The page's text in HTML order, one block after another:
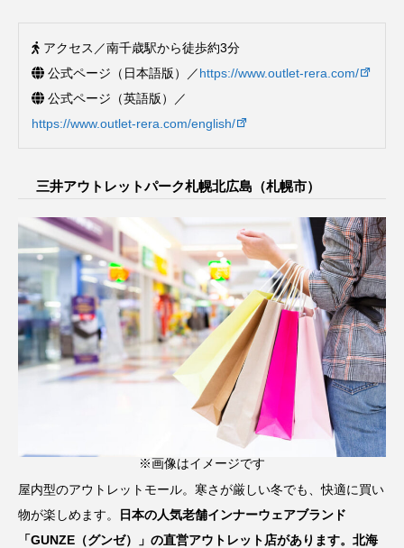
アクセス／南千歳駅から徒歩約3分
公式ページ（日本語版）／https://www.outlet-rera.com/
公式ページ（英語版）／
https://www.outlet-rera.com/english/
三井アウトレットパーク札幌北広島（札幌市）
※画像はイメージです
屋内型のアウトレットモール。寒さが厳しい冬でも、快適に買い
物が楽しめます。
日本の人気老舗インナーウェアブランド
「GUNZE（グンゼ）」の直営アウトレット店があります。北海